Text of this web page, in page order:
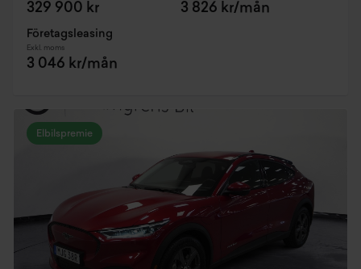
329 900 kr 3 826 kr/mån
Företagsleasing
Exkl. moms
3 046 kr/mån
Elbilspremie